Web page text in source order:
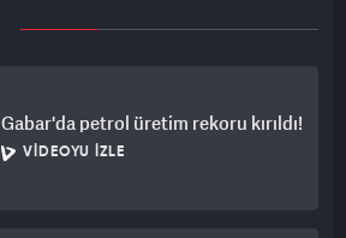
Gabar'da petrol üretim rekoru kırıldı!
VIDEOYU İZLE